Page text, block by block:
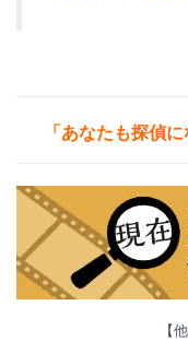
「あなたも探偵
【